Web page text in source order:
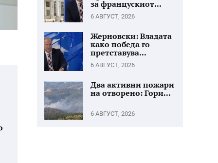
за францускиот...
6 АВГУСТ, 2026
Жерновски: Владата
како победа го
претставува...
6 АВГУСТ, 2026
Два активни пожари
на отворено: Гори...
6 АВГУСТ, 2026